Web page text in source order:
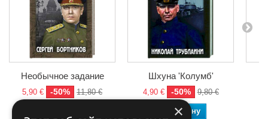
Необычное задание
5,90 € -50% 11,80 €
Шхуна 'Колумб'
4,90 € -50% 9,80 €
В корзину
×